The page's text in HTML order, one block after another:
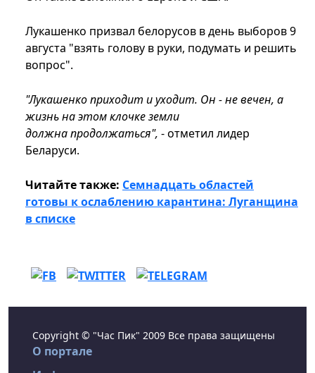
Лукашенко призвал белорусов в день выборов 9
августа "взять голову в руки, подумать и решить
вопрос".
"Лукашенко приходит и уходит. Он - не вечен, а
жизнь на этом клочке земли
должна продолжаться", - отметил лидер
Беларуси.
Читайте также: Семнадцать областей
готовы к ослаблению карантина: Луганщина
в списке
Copyright © "Час Пик" 2009 Все права защищены
О портале